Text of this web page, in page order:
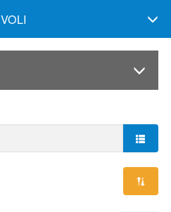
VOLI